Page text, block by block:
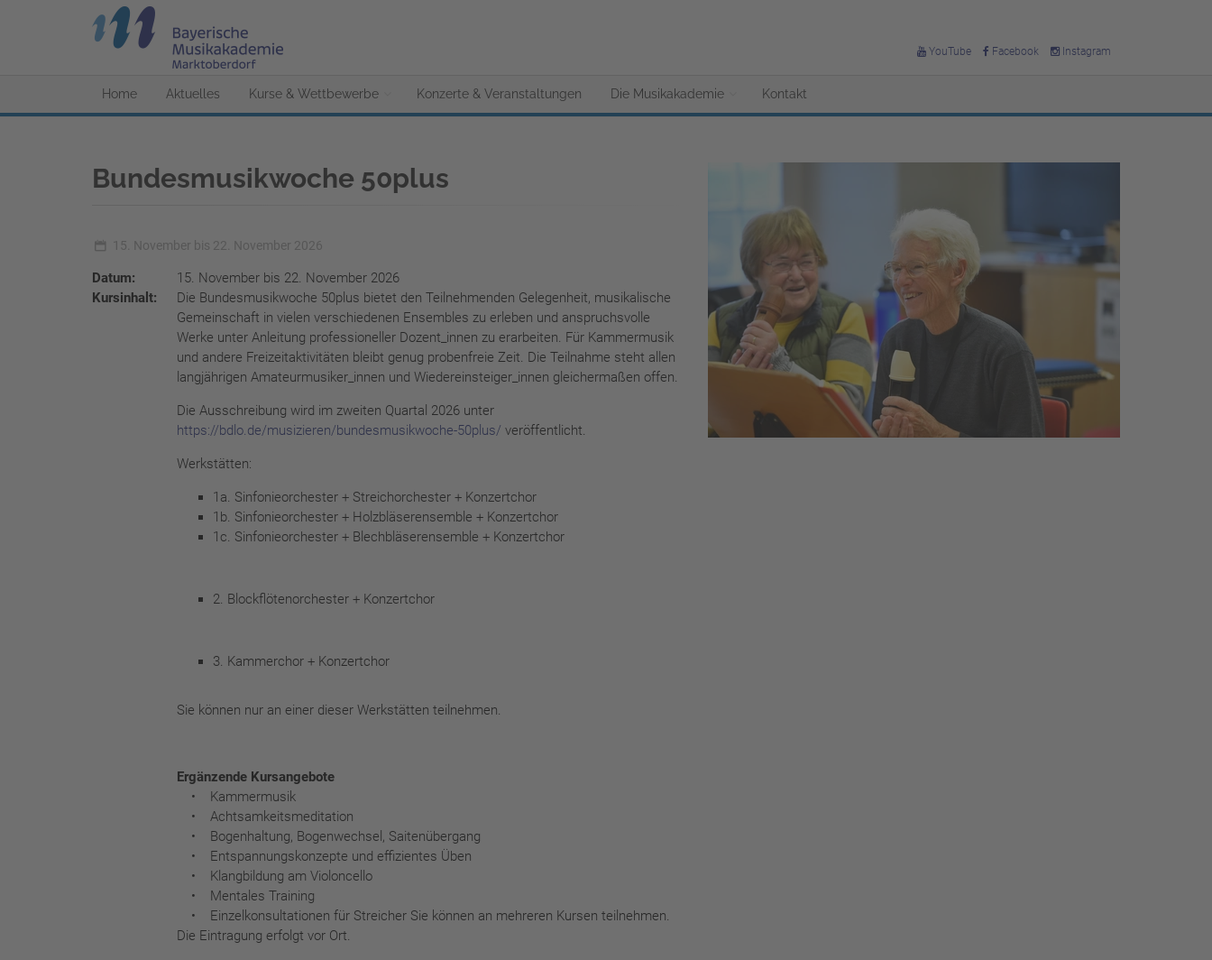
YouTube Facebook Instagram
Home Aktuelles Kurse & Wettbewerbe Konzerte & Veranstaltungen Die Musikakademie Kontakt
Bundesmusikwoche 50plus
15. November bis 22. November 2026
Datum:
15. November bis 22. November 2026
Kursinhalt:
Die Bundesmusikwoche 50plus bietet den Teilnehmenden Gelegenheit, musikalische
Gemeinschaft in vielen verschiedenen Ensembles zu erleben und anspruchsvolle
Werke unter Anleitung professioneller Dozent_innen zu erarbeiten. Für Kammermusik
und andere Freizeitaktivitäten bleibt genug probenfreie Zeit. Die Teilnahme steht allen
langjährigen Amateurmusiker_innen und Wiedereinsteiger_innen gleichermaßen offen.
Die Ausschreibung wird im zweiten Quartal 2026 unter
https://bdlo.de/musizieren/bundesmusikwoche-50plus/ veröffentlicht.
Werkstätten:
1a. Sinfonieorchester + Streichorchester + Konzertchor
1b. Sinfonieorchester + Holzbläserensemble + Konzertchor
1c. Sinfonieorchester + Blechbläserensemble + Konzertchor
2. Blockflötenorchester + Konzertchor
3. Kammerchor + Konzertchor
Sie können nur an einer dieser Werkstätten teilnehmen.
Ergänzende Kursangebote
• Kammermusik
• Achtsamkeitsmeditation
• Bogenhaltung, Bogenwechsel, Saitenübergang
• Entspannungskonzepte und effizientes Üben
• Klangbildung am Violoncello
• Mentales Training
• Einzelkonsultationen für Streicher Sie können an mehreren Kursen teilnehmen.
Die Eintragung erfolgt vor Ort.